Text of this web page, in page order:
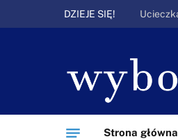
DZIEJE SIĘ!
Strona główna